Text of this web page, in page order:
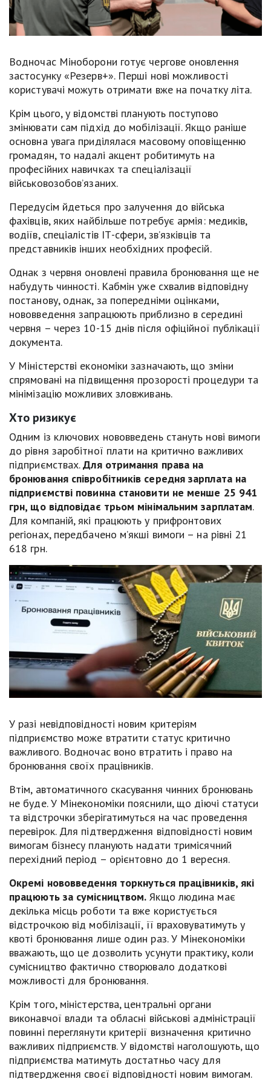
Водночас Міноборони готує чергове оновлення
застосунку «Резерв+». Перші нові можливості
користувачі можуть отримати вже на початку літа.
Крім цього, у відомстві планують поступово
змінювати сам підхід до мобілізації. Якщо раніше
основна увага приділялася масовому оповіщенню
громадян, то надалі акцент робитимуть на
професійних навичках та спеціалізації
військовозобов’язаних.
Передусім йдеться про залучення до війська
фахівців, яких найбільше потребує армія: медиків,
водіїв, спеціалістів ІТ-сфери, зв’язківців та
представників інших необхідних професій.
Однак з червня оновлені правила бронювання ще не
набудуть чинності. Кабмін уже схвалив відповідну
постанову, однак, за попередніми оцінками,
нововведення запрацюють приблизно в середині
червня – через 10-15 днів після офіційної публікації
документа.
У Міністерстві економіки зазначають, що зміни
спрямовані на підвищення прозорості процедури та
мінімізацію можливих зловживань.
Хто ризикує
Одним із ключових нововведень стануть нові вимоги
до рівня заробітної плати на критично важливих
підприємствах.Для отримання права на
бронювання співробітників середня зарплата на
підприємстві повинна становити не менше 25 941
грн, що відповідає трьом мінімальним зарплатам.
Для компаній, які працюють у прифронтових
регіонах, передбачено м’якші вимоги – на рівні 21
618 грн.
У разі невідповідності новим критеріям
підприємство може втратити статус критично
важливого. Водночас воно втратить і право на
бронювання своїх працівників.
Втім, автоматичного скасування чинних бронювань
не буде. У Мінекономіки пояснили, що діючі статуси
та відстрочки зберігатимуться на час проведення
перевірок. Для підтвердження відповідності новим
вимогам бізнесу планують надати тримісячний
перехідний період – орієнтовно до 1 вересня.
Окремі нововведення торкнуться працівників, які
працюють за сумісництвом. Якщо людина має
декілька місць роботи та вже користується
відстрочкою від мобілізації, її враховуватимуть у
квоті бронювання лише один раз. У Мінекономіки
вважають, що це дозволить усунути практику, коли
сумісництво фактично створювало додаткові
можливості для бронювання.
Крім того, міністерства, центральні органи
виконавчої влади та обласні військові адміністрації
повинні переглянути критерії визначення критично
важливих підприємств. У відомстві наголошують, що
підприємства матимуть достатньо часу для
підтвердження своєї відповідності новим вимогам.